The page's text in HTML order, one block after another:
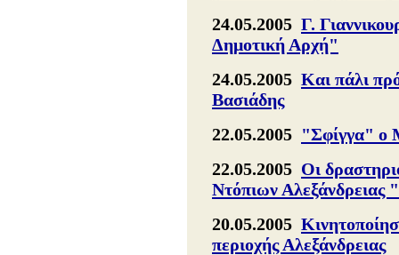
24.05.2005 Γ.
Δημοτική Αρχή"
24.05.2005 Και πάλι
Βασιάδης
22.05.2005 "Σφίγγα" ο
22.05.2005 Οι
Ντόπιων Αλεξάνδρειας
20.05.2005
περιοχής Αλεξάνδρειας